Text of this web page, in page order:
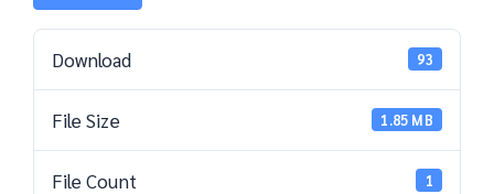
Download 93
File Size 1.85 MB
File Count 1